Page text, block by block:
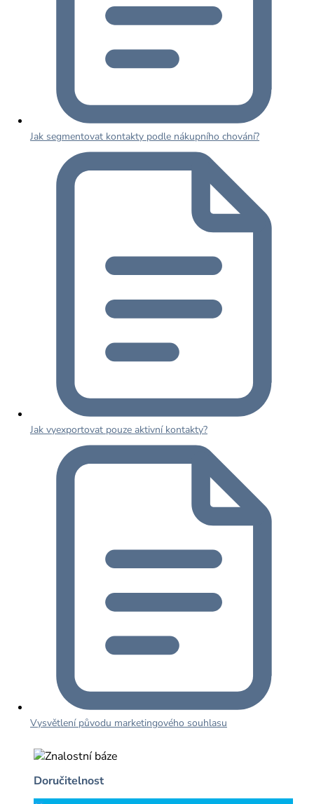
Jak segmentovat kontakty podle nákupního chování?
Jak vyexportovat pouze aktivní kontakty?
Vysvětlení původu marketingového souhlasu
Doručitelnost